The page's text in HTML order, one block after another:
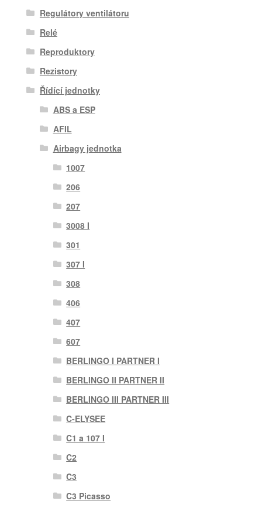
Regulátory ventilátoru
Relé
Reproduktory
Rezistory
Řídící jednotky
ABS a ESP
AFIL
Airbagy jednotka
1007
206
207
3008 I
301
307 I
308
406
407
607
BERLINGO I PARTNER I
BERLINGO II PARTNER II
BERLINGO III PARTNER III
C-ELYSEE
C1 a 107 I
C2
C3
C3 Picasso